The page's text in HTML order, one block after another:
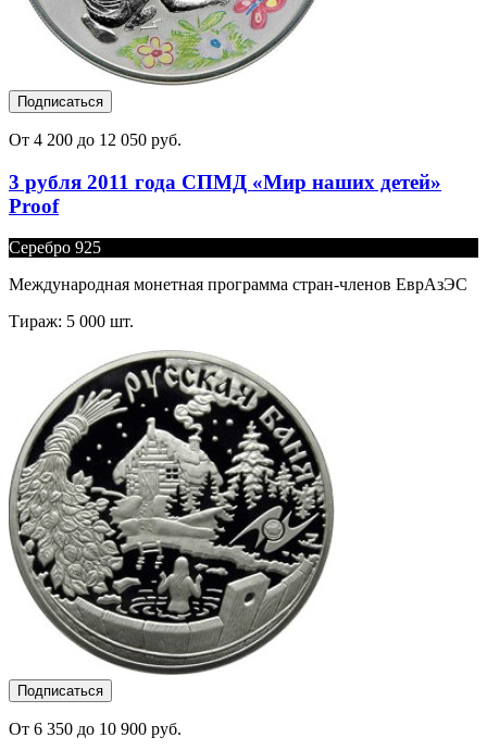
Подписаться
От 4 200 до 12 050 руб.
3 рубля 2011 года СПМД «Мир наших детей»
Proof
Серебро 925
Международная монетная программа стран-членов ЕврАзЭС
Тираж: 5 000 шт.
Подписаться
От 6 350 до 10 900 руб.